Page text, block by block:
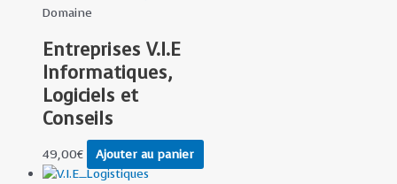
Domaine
Entreprises V.I.E
Informatiques,
Logiciels et
Conseils
49,00€ Ajouter au panier